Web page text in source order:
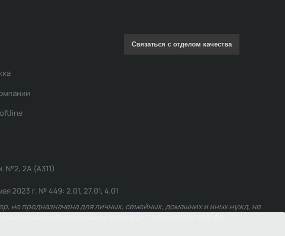
Связаться с отделом качества
№2, 2А (А311)
2023 г. № 449: 2.01, 27.01, 4.01
не предназначена для личных, семейных, домашних и иных нужд, не